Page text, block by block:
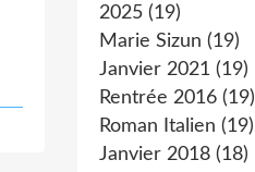
2025 (19)
Marie Sizun (19)
Janvier 2021 (19)
Rentrée 2016 (19)
Roman Italien (19)
Janvier 2018 (18)